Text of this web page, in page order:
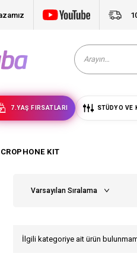
7.YAŞ FIRSATLARI STÜDYO VE
KIT
İlgili kategoriye ait ürün